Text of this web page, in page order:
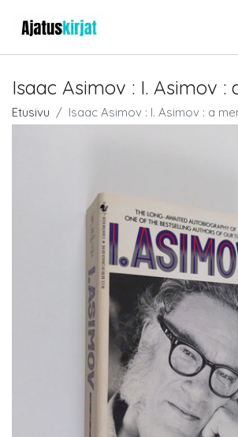
Isaac Asimov : I. Asimov :
Etusivu Isaac Asimov : I. Asimov : a